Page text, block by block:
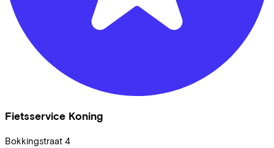
Fietsservice Koning
Bokkingstraat 4